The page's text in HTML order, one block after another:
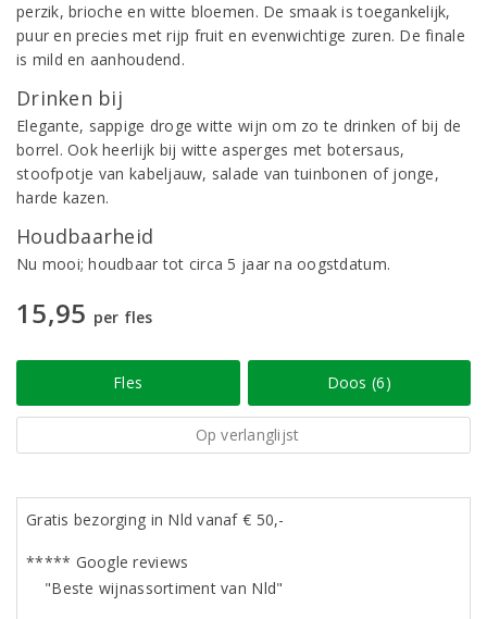
perzik, brioche en witte bloemen. De smaak is toegankelijk,
puur en precies met rijp fruit en evenwichtige zuren. De finale
is mild en aanhoudend.
Drinken bij
Elegante, sappige droge witte wijn om zo te drinken of bij de
borrel. Ook heerlijk bij witte asperges met botersaus,
stoofpotje van kabeljauw, salade van tuinbonen of jonge,
harde kazen.
Houdbaarheid
Nu mooi; houdbaar tot circa 5 jaar na oogstdatum.
15,95 per fles
Fles Doos (6)
Op verlanglijst
Gratis bezorging in Nld vanaf € 50,-
***** Google reviews
"Beste wijnassortiment van Nld"